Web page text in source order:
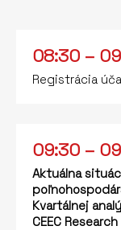
08:30 –
Registrácia
09:30 –
Aktuálna
Kvartálnej
CEEC Research